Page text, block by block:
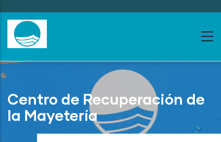
to
main
content
Centro de Recuperación de
la Mayetería